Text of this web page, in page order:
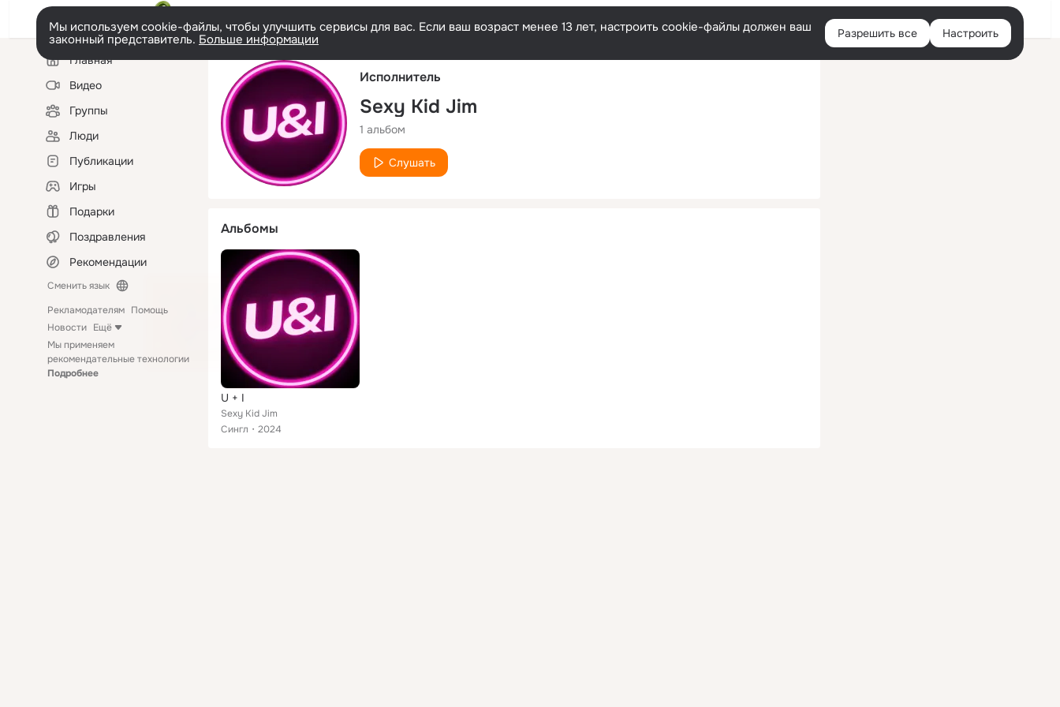
Русский Войти
Мы используем cookie-файлы, чтобы улучшить сервисы для вас. Если ваш возраст менее 13 лет, настроить cookie-файлы должен ваш
законный представитель. Больше информации Разрешить все Настроить
Левая
колонкаГлавная
Видео
Группы
Люди
Публикации
Игры
Подарки
Поздравления
Рекомендации
Сменить язык
Рекламодателям Помощь
Новости Ещё
Мы применяем
рекомендательные технологии
Подробнее
Исполнитель
Sexy Kid Jim
1 альбом
Слушать
Альбомы
U + I
Sexy Kid Jim
Сингл
2024